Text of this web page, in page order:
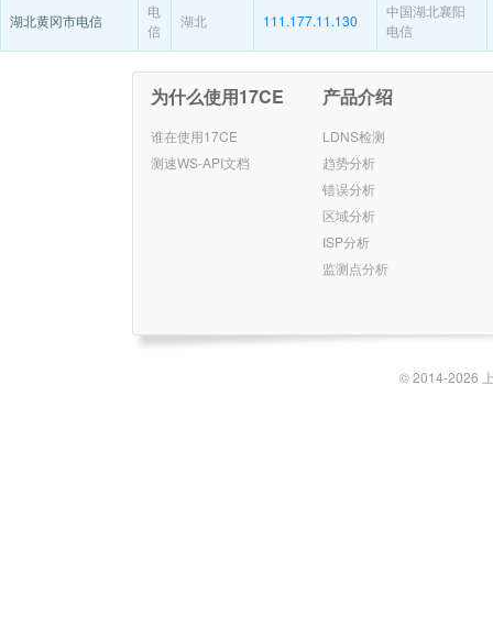
湖北黄冈市电信
电
信
湖北 111.177.11.130
中国湖北襄阳
电信
为什么使用17CE
谁在使用17CE
测速WS-API文档
产品介绍
LDNS检测
趋势分析
错误分析
区域分析
ISP分析
监测点分析
© 2014-2026